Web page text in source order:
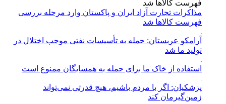
مذاکرات تجارت آزاد ایران و پاکستان وارد مرحله بررسی
فهرست کالاها شد
آرامکو عربستان: حمله به تأسیسات نفتی موجب اختلال در
تولید ما شد
استفاده از خاک ما برای حمله به همسایگان ممنوع است
پزشکیان: اگر با مردم باشیم، هیچ قدرتی نمی‌تواند
زمین‌گیرمان کند